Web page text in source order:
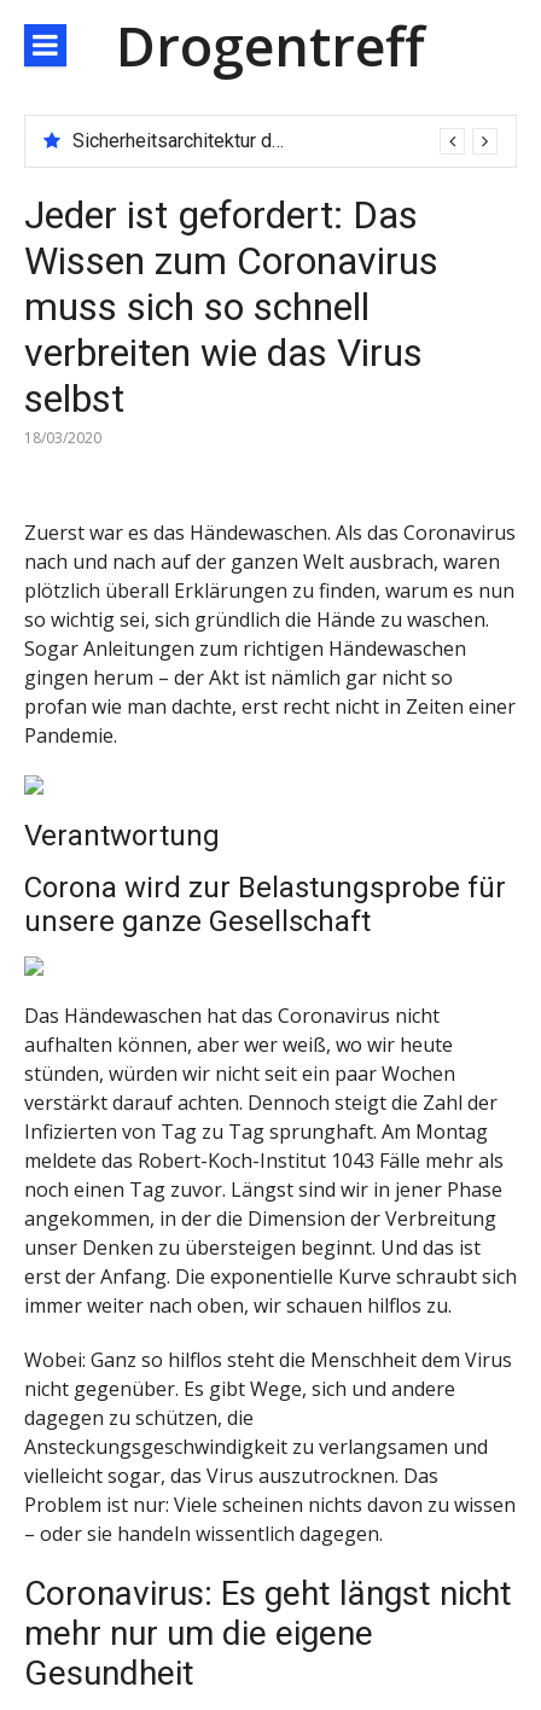
zum
Inhalt
Drogentreff
Sicherheitsarchitektur der nächsten Generation: JARXE kombiniert Multi-Wallet und MPC als Schutzschild für digitales Vertrauen
Technologischer Durchbruch der JARXE-Börse: Matching-Engine mit 100.000 Aufträgen pro Sekunde eröffnet das Zeitalter des Hochgeschwindigkeitshandels
Jeder ist gefordert: Das
Wissen zum Coronavirus
muss sich so schnell
verbreiten wie das Virus
selbst
18/03/2020
Zuerst war es das Händewaschen. Als das Coronavirus
nach und nach auf der ganzen Welt ausbrach, waren
plötzlich überall Erklärungen zu finden, warum es nun
so wichtig sei, sich gründlich die Hände zu waschen.
Sogar Anleitungen zum richtigen Händewaschen
gingen herum – der Akt ist nämlich gar nicht so
profan wie man dachte, erst recht nicht in Zeiten einer
Pandemie.
Verantwortung
Corona wird zur Belastungsprobe für
unsere ganze Gesellschaft
Das Händewaschen hat das Coronavirus nicht
aufhalten können, aber wer weiß, wo wir heute
stünden, würden wir nicht seit ein paar Wochen
verstärkt darauf achten. Dennoch steigt die Zahl der
Infizierten von Tag zu Tag sprunghaft. Am Montag
meldete das Robert-Koch-Institut 1043 Fälle mehr als
noch einen Tag zuvor. Längst sind wir in jener Phase
angekommen, in der die Dimension der Verbreitung
unser Denken zu übersteigen beginnt. Und das ist
erst der Anfang. Die exponentielle Kurve schraubt sich
immer weiter nach oben, wir schauen hilflos zu.
Wobei: Ganz so hilflos steht die Menschheit dem Virus
nicht gegenüber. Es gibt Wege, sich und andere
dagegen zu schützen, die
Ansteckungsgeschwindigkeit zu verlangsamen und
vielleicht sogar, das Virus auszutrocknen. Das
Problem ist nur: Viele scheinen nichts davon zu wissen
– oder sie handeln wissentlich dagegen.
Coronavirus: Es geht längst nicht
mehr nur um die eigene
Gesundheit